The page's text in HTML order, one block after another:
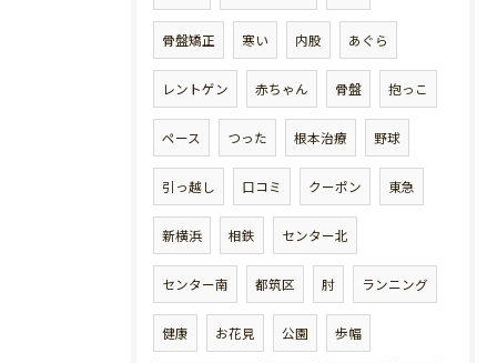
骨盤矯正 寒い 内股 あぐら
レントゲン 赤ちゃん 骨盤 抱っこ
ペース つった 根本治療 野球
引っ越し 口コミ クーポン 東急
新横浜 相鉄 センター北
センター南 都筑区 肘 ランニング
健康 お花見 公園 歩幅